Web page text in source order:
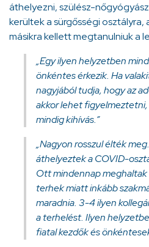
áthelyezni, szülész-
kerültek a sürgősségi osztályra,
másikra kellett megtanulniuk a
„Egy ilyen helyzetben
önkéntes érkezik. Ha
nagyjából tudja, hogy az
akkor lehet
mindig kihívás.”
„Nagyon rosszul élték
áthelyeztek a COVID-
Ott mindennap
terhek miatt inkább
maradnia. 3-4 ilyen
a terhelést. Ilyen
fiatal kezdők és